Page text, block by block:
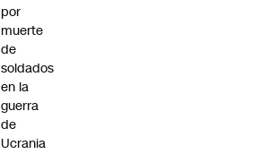
por
muerte
de
soldados
en la
guerra
de
Ucrania